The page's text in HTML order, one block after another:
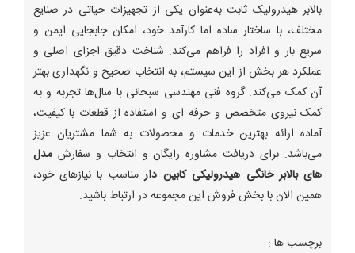
بالابر هیدرولیک ثابت به‌عنوان یکی از تجهیزات حیاتی در صنایع
مختلف، با ساختار ساده اما کارآمد خود، امکان جابجایی ایمن و
سریع بار و افراد را فراهم می‌کند. شناخت دقیق اجزای اصلی و
عملکرد هر بخش از این سیستم، به انتخاب صحیح و نگهداری بهتر
آن کمک می‌کند. گروه فنی مهندسی سبحانی با سال‌ها تجربه و به
کمک نیروی متخصص و حرفه ای و استفاده از قطعات با کیفیت،
آماده ارائه بهترین خدمات و محصولات به شما مشتریان عزیز
می‌باشد. برای دریافت مشاوره رایگان و انتخاب و سفارشمدل
های بالابر خانگی هیدرولیکی کابین دارمناسب با نیازهای خود،
همین الان با بخش فروش این مجموعه در ارتباط باشید.
برچسب ها :